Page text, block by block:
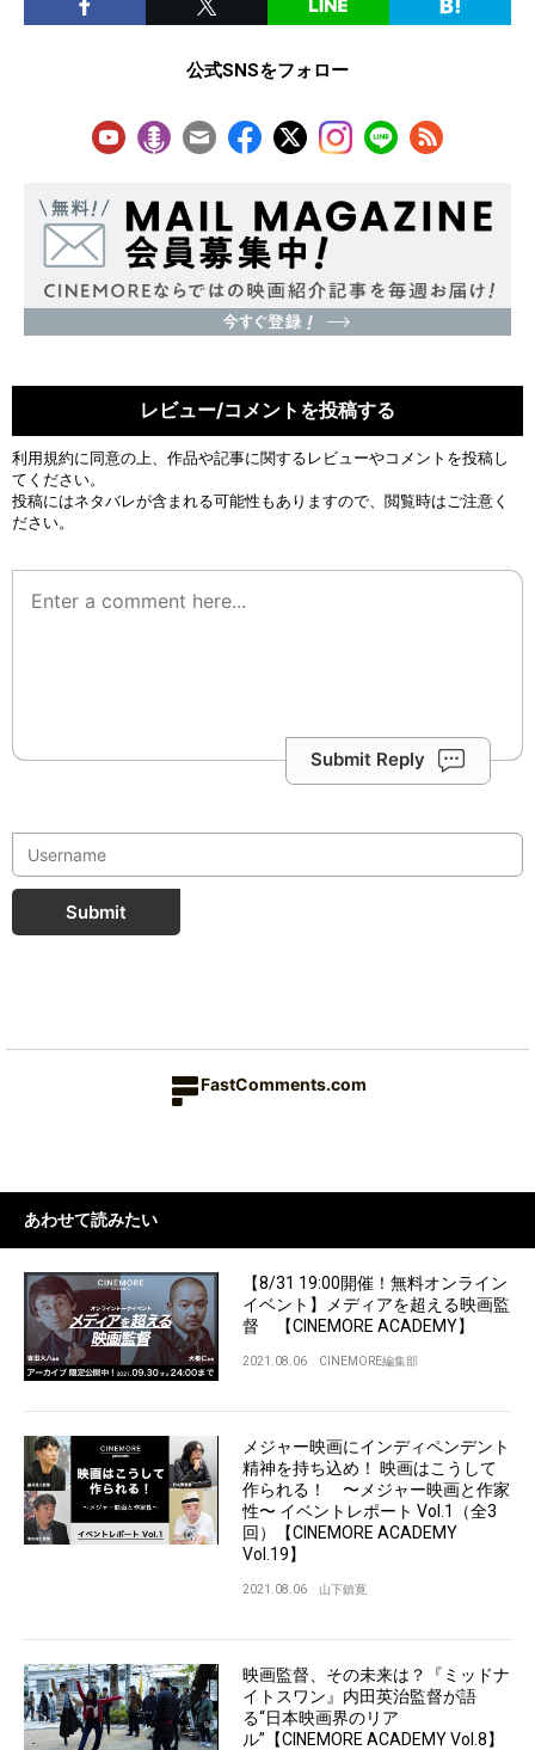
公式SNSをフォロー
レビュー/コメントを投稿する
利用規約に同意の上、作品や記事に関するレビューやコメントを投稿し
てください。
投稿にはネタバレが含まれる可能性もありますので、閲覧時はご注意く
ださい。
Submit Reply
Submit
FastComments.com
あわせて読みたい
【8/31 19:00開催！無料オンライン
イベント】メディアを超える映画監
督 【CINEMORE ACADEMY】
2021.08.06 CINEMORE編集部
メジャー映画にインディペンデント
精神を持ち込め！ 映画はこうして
作られる！ 〜メジャー映画と作家
性〜 イベントレポート Vol.1（全3
回）【CINEMORE ACADEMY
Vol.19】
2021.08.06 山下鎮寛
映画監督、その未来は？『ミッドナ
イトスワン』内田英治監督が語
る“日本映画界のリア
ル”【CINEMORE ACADEMY Vol.8】